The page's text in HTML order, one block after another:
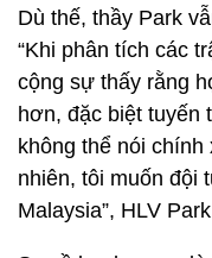
Dù thế, thầy Park
“Khi phân tích các
cộng sự thấy rằng
hơn, đặc biệt tuyến
không thể nói
nhiên, tôi muốn đội
Malaysia”, HLV